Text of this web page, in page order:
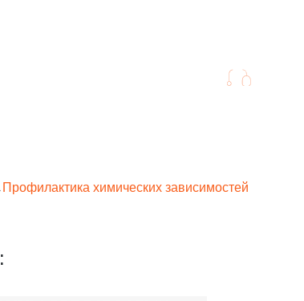
Профилактика химических зависимостей
: